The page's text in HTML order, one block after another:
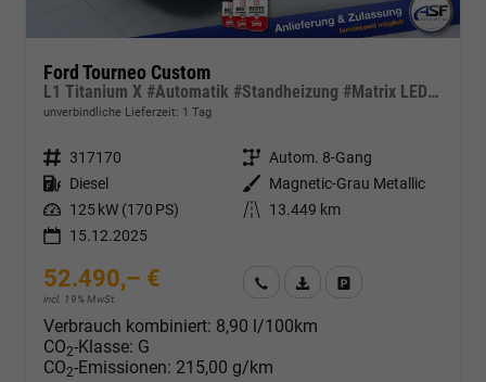
Ford Tourneo Custom
L1 Titanium X #Automatik #Standheizung #Matrix LED #B&O Sound #ACC #AHK
unverbindliche Lieferzeit: 1 Tag
Fahrzeugnr. 317170 Getriebe Autom. 8-Gang
Kraftstoff Diesel Außenfarbe
Magnetic-Grau Metallic
Leistung 125 kW (170 PS) Kilometerstand
13.449 km
15.12.2025
52.490,– €
incl. 19% MwSt.
Wir rufen Sie anFahrzeugexposé (PDF)
Verbrauch kombiniert: 8,90 l/100km
CO2-Klasse: G
CO2-Emissionen: 215,00 g/km